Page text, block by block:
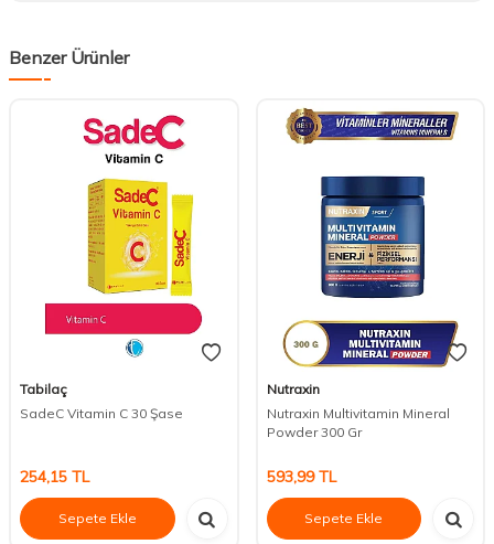
Benzer Ürünler
Tabilaç
SadeC Vitamin C 30 Şase
254,15 TL
Sepete Ekle
Nutraxin
Nutraxin Multivitamin Mineral
Powder 300 Gr
593,99TL
Sepete Ekle